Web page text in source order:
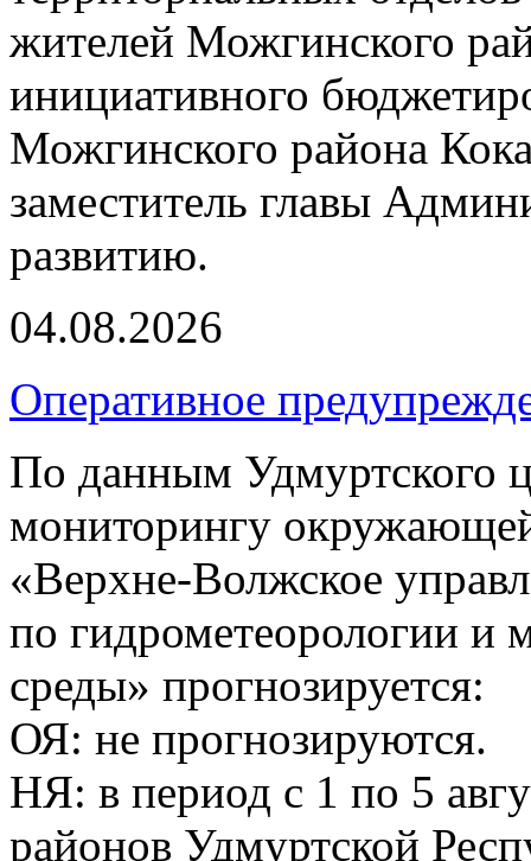
жителей Можгинского
инициативного
Можгинского района
заместитель главы
развитию.
04.08.2026
Оперативное
По данным Удмуртского
мониторингу
«Верхне-Волжское
по гидрометеорологии
среды» прогнозируется:
ОЯ: не прогнозируются.
НЯ: в период с 1 по 5
районов Удмуртской